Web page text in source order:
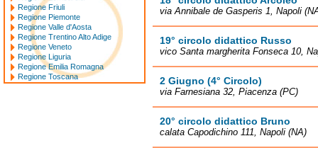
via Annibale de Gasperis 1, Napoli
19° circolo didattico Russo
vico Santa margherita Fonseca 10,
2 Giugno (4° Circolo)
via Farnesiana 32, Piacenza (PC)
20° circolo didattico Bruno
calata Capodichino 111, Napoli (NA)
Regione Friuli
Regione Piemonte
Regione Valle d'Aosta
Regione Trentino Alto Adige
Regione Veneto
Regione Liguria
Regione Emilia Romagna
Regione Toscana